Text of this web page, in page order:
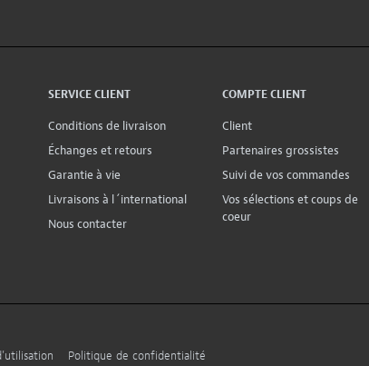
SERVICE CLIENT
Conditions de livraison
Échanges et retours
Garantie à vie
Livraisons à l´international
Nous contacter
COMPTE CLIENT
Client
Partenaires grossistes
Suivi de vos commandes
Vos sélections et coups de
coeur
Politique de confidentialité